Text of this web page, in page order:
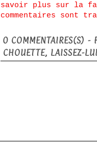
savoir plus sur la
commentaires sont
0 COMMENTAIRES(S) -
CHOUETTE, LAISSEZ-